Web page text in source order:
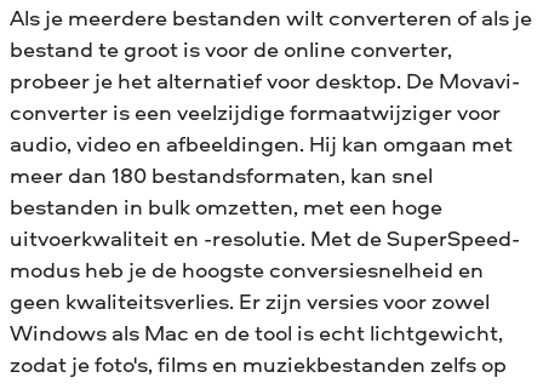
Als je meerdere bestanden wilt converteren of als je
bestand te groot is voor de online converter,
probeer je het alternatief voor desktop. De Movavi-
converter is een veelzijdige formaatwijziger voor
audio, video en afbeeldingen. Hij kan omgaan met
meer dan 180 bestandsformaten, kan snel
bestanden in bulk omzetten, met een hoge
uitvoerkwaliteit en -resolutie. Met de SuperSpeed-
modus heb je de hoogste conversiesnelheid en
geen kwaliteitsverlies. Er zijn versies voor zowel
Windows als Mac en de tool is echt lichtgewicht,
zodat je foto's, films en muziekbestanden zelfs op